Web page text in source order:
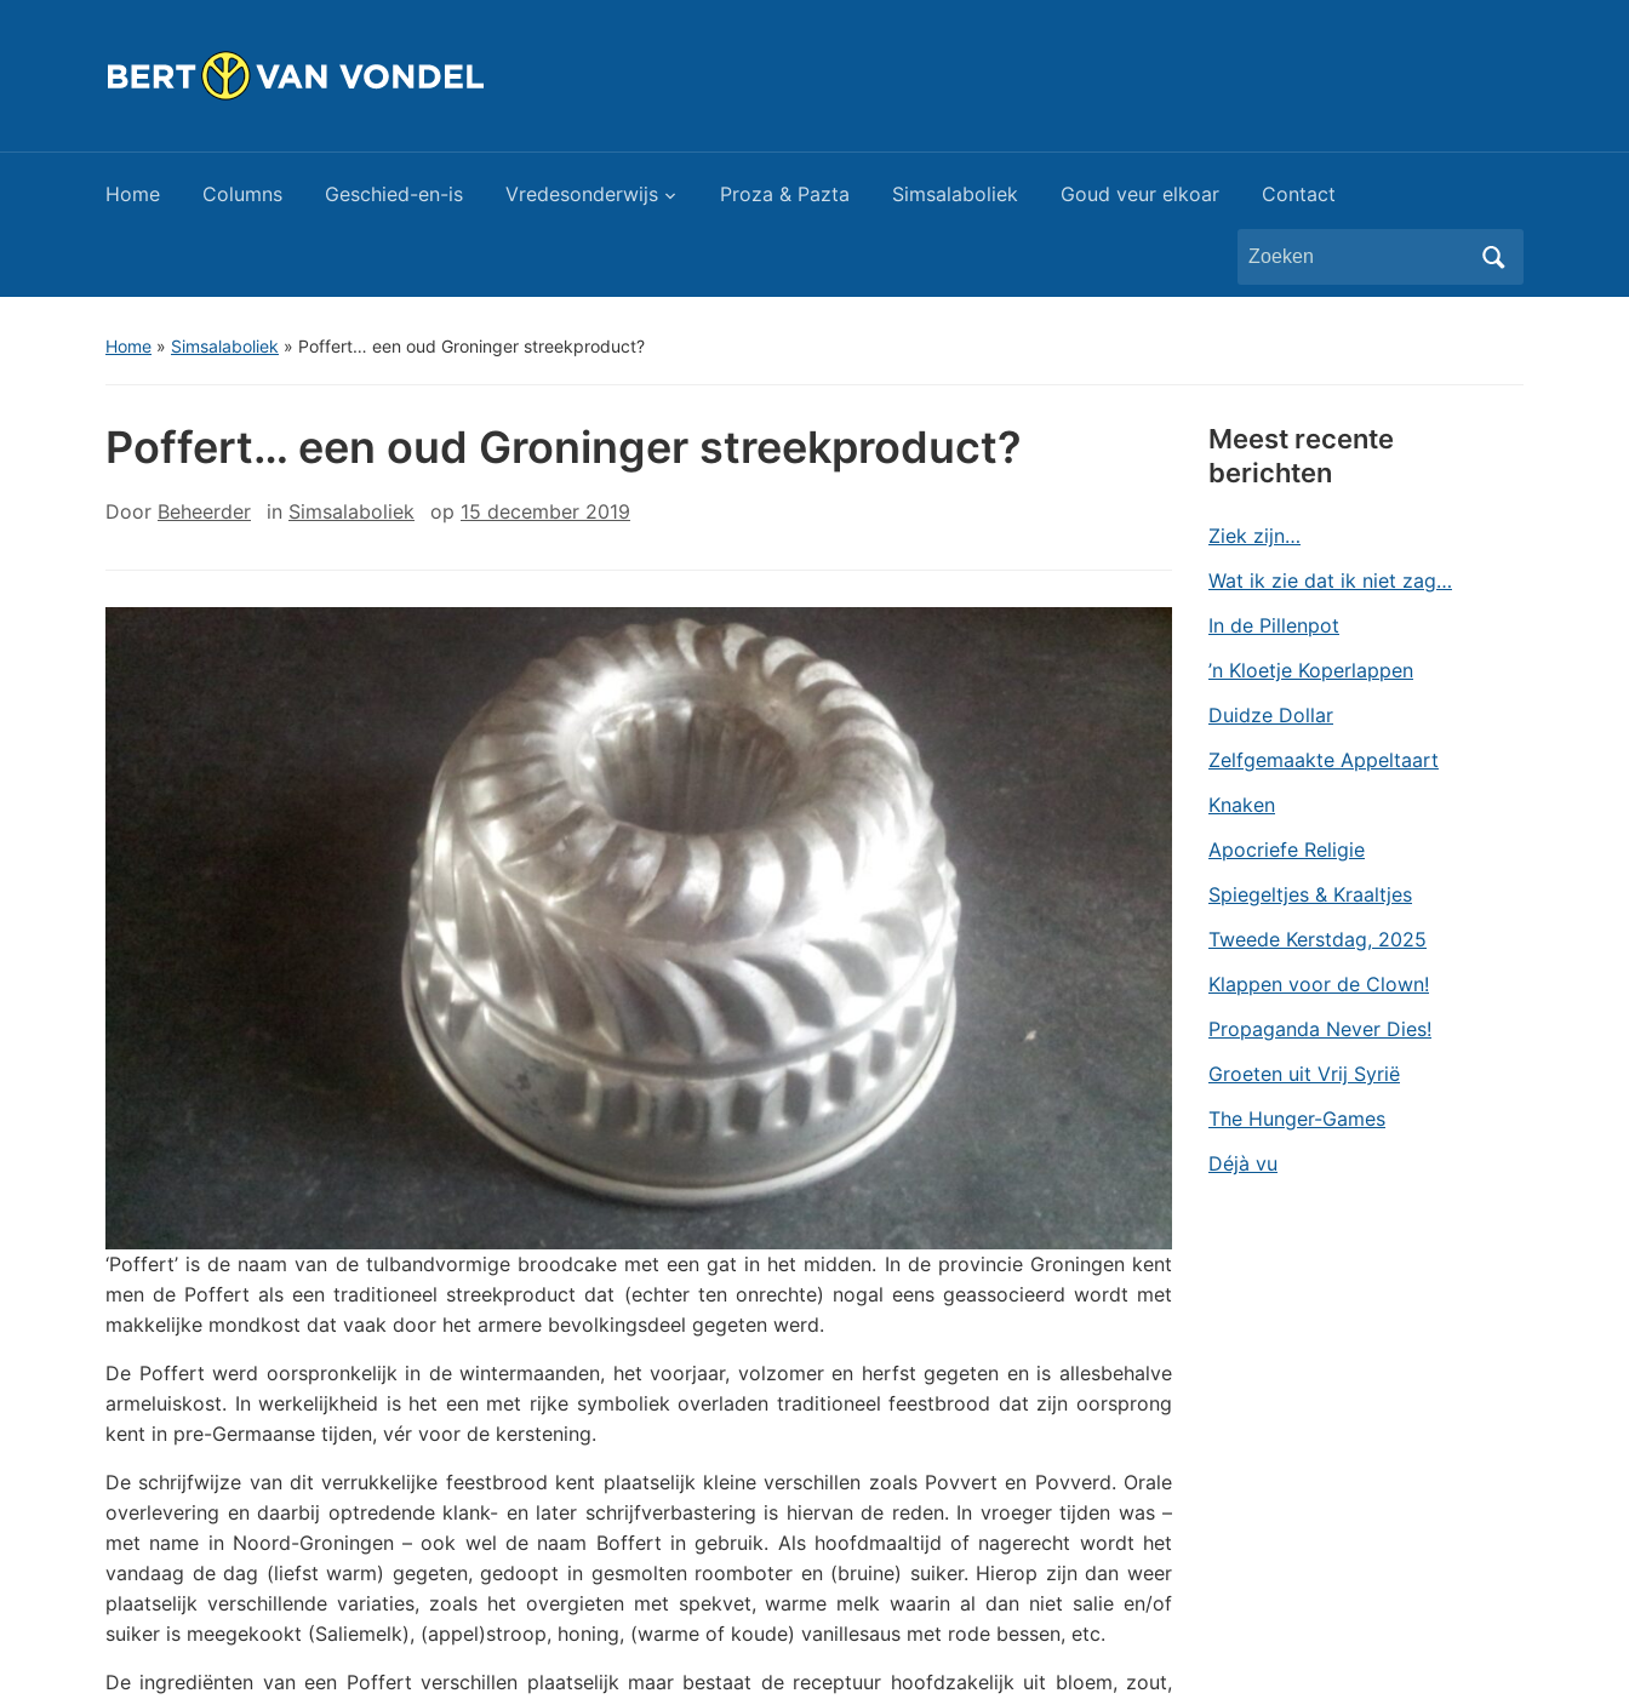
Home Columns Geschied-en-is Vredesonderwijs Proza & Pazta Simsalaboliek Goud veur elkoar Contact
Zoeken
naar:
Home » Simsalaboliek » Poffert… een oud Groninger streekproduct?
Poffert… een oud Groninger streekproduct?
Door Beheerder in Simsalaboliek op 15 december 2019
‘Poffert’ is de naam van de tulbandvormige broodcake met een gat in het midden. In de provincie Groningen kent
men de Poffert als een traditioneel streekproduct dat (echter ten onrechte) nogal eens geassocieerd wordt met
makkelijke mondkost dat vaak door het armere bevolkingsdeel gegeten werd.
De Poffert werd oorspronkelijk in de wintermaanden, het voorjaar, volzomer en herfst gegeten en is allesbehalve
armeluiskost. In werkelijkheid is het een met rijke symboliek overladen traditioneel feestbrood dat zijn oorsprong
kent in pre-Germaanse tijden, vér voor de kerstening.
De schrijfwijze van dit verrukkelijke feestbrood kent plaatselijk kleine verschillen zoals Povvert en Povverd. Orale
overlevering en daarbij optredende klank- en later schrijfverbastering is hiervan de reden. In vroeger tijden was –
met name in Noord-Groningen – ook wel de naam Boffert in gebruik. Als hoofdmaaltijd of nagerecht wordt het
vandaag de dag (liefst warm) gegeten, gedoopt in gesmolten roomboter en (bruine) suiker. Hierop zijn dan weer
plaatselijk verschillende variaties, zoals het overgieten met spekvet, warme melk waarin al dan niet salie en/of
suiker is meegekookt (Saliemelk), (appel)stroop, honing, (warme of koude) vanillesaus met rode bessen, etc.
De ingrediënten van een Poffert verschillen plaatselijk maar bestaat de receptuur hoofdzakelijk uit bloem, zout,
Meest recente
berichten
Ziek zijn…
Wat ik zie dat ik niet zag…
In de Pillenpot
’n Kloetje Koperlappen
Duidze Dollar
Zelfgemaakte Appeltaart
Knaken
Apocriefe Religie
Spiegeltjes & Kraaltjes
Tweede Kerstdag, 2025
Klappen voor de Clown!
Propaganda Never Dies!
Groeten uit Vrij Syrië
The Hunger-Games
Déjà vu